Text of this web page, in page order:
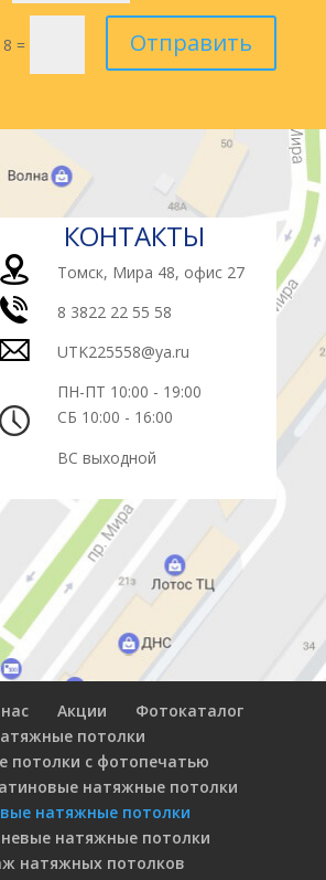
= Отправить
КОНТАКТЫ
Томск, Мира 48, офис 27
8 3822 22 55 58
UTK225558@ya.ru
ПН-ПТ 10:00 - 19:00
СБ 10:00 - 16:00
ВС выходной
Акции
Фотокаталог
потолки
потолки с фотопечатью
натяжные потолки
натяжные потолки
натяжные потолки
натяжных потолков